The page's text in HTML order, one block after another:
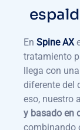
En Spine AX
tratamiento
llega con
diferente del
eso, nuestro
y basado en
combinando